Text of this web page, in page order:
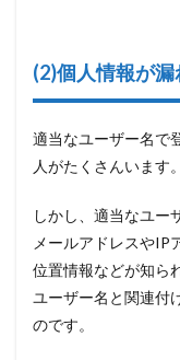
4.18
MangaToro（
4.20
4.21
hakaraw.com
4.22
Rawdevart
(2)個人情報が漏
適当なユーザー名で
人がたくさんいます。
しかし、適当なユー
メールアドレスやIP
位置情報などが知ら
ユーザー名と関連付
のです。